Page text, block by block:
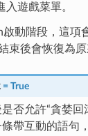
入遊戲菜單。
啟動階段，這項
束後會恢復為原
= True
否允許“貪婪回
帶互動的語句